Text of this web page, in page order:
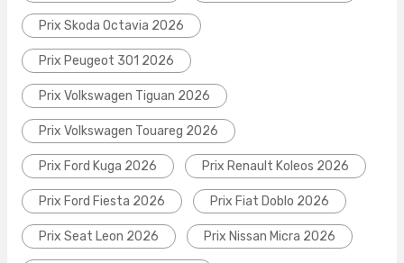
Prix Skoda Octavia 2026
Prix Peugeot 301 2026
Prix Volkswagen Tiguan 2026
Prix Volkswagen Touareg 2026
Prix Ford Kuga 2026 Prix Renault Koleos 2026
Prix Ford Fiesta 2026 Prix Fiat Doblo 2026
Prix Seat Leon 2026 Prix Nissan Micra 2026